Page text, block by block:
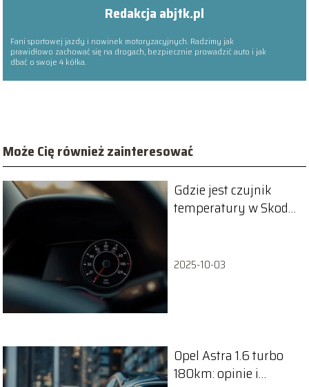
Redakcja abjtk.pl
Fani sportowej jazdy i nowinek motoryzacyjnych. Radzimy jak
prawidłowo zachować się na drogach, bezpiecznie prowadzić auto i jak
dbać o swoje 4 kółka.
Może Cię również zainteresować
Gdzie jest czujnik
temperatury w Skoda
2025-10-03
Opel Astra 1.6 turbo
180km: opinie i